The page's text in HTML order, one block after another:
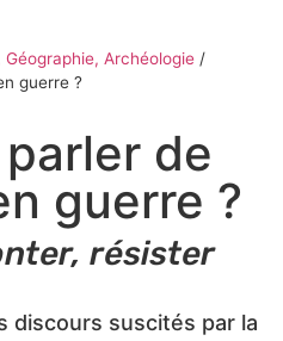
Géographie, Archéologie /
guerre ?
de
guerre ?
résister
discours suscités par la